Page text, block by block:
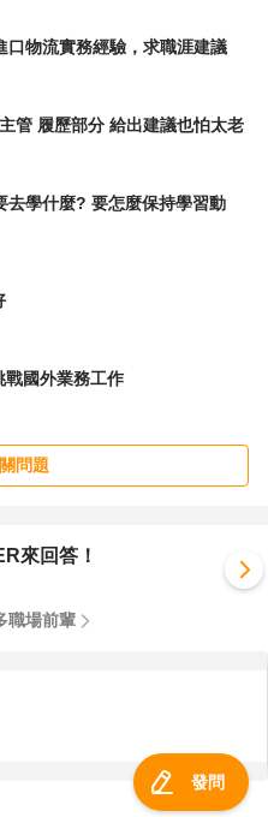
口物流實務經驗，求職涯建議
管 履歷部分 給出建議也怕太老
去學什麼? 要怎麼保持學習動
戰國外業務工作
問題
來回答！
職場前輩
發問